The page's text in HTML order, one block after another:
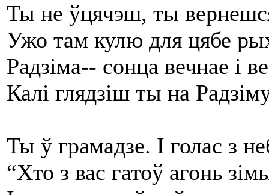
Ты не ўцячэш, ты
Ужо там кулю для цябе
Радзіма-- сонца вечнае і
Калі глядзіш ты на
Ты ў грамадзе. І голас з
“Хто з вас гатоў агонь